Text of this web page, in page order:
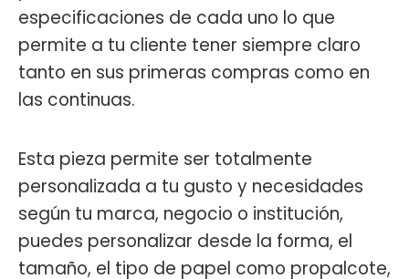
especificaciones de cada uno lo que
permite a tu cliente tener siempre claro
tanto en sus primeras compras como en
las continuas.
Esta pieza permite ser totalmente
personalizada a tu gusto y necesidades
según tu marca, negocio o institución,
puedes personalizar desde la forma, el
tamaño, el tipo de papel como propalcote,